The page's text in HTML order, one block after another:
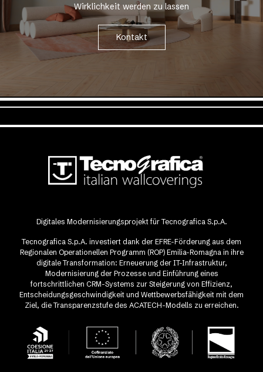
Wirklichkeit werden zu lassen
Kontakt
Digitales Modernisierungsprojekt für Tecnografica S.p.A.
Tecnografica S.p.A. investiert dank der EFRE-Förderung aus dem
Regionalen Operationellen Programm (ROP) Emilia-Romagna in ihre
digitale Transformation: Erneuerung der IT-Infrastruktur,
Modernisierung der Prozesse und Einführung eines
fortschrittlichen CRM-Systems zur Steigerung von Effizienz,
Entscheidungsgeschwindigkeit und Wettbewerbsfähigkeit mit dem
Ziel, die Transparenzstufe des ACATECH-Modells zu erreichen.